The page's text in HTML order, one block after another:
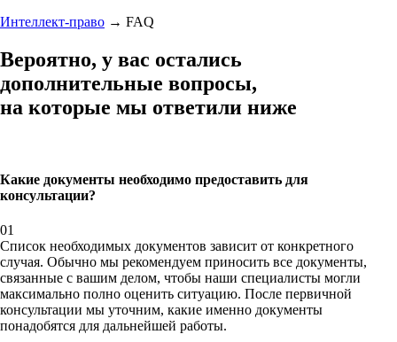
Интеллект-право → FAQ
Вероятно, у вас остались
дополнительные вопросы,
на которые мы ответили ниже
Какие документы необходимо предоставить для
консультации?
01
Список необходимых документов зависит от конкретного
случая. Обычно мы рекомендуем приносить все документы,
связанные с вашим делом, чтобы наши специалисты могли
максимально полно оценить ситуацию. После первичной
консультации мы уточним, какие именно документы
понадобятся для дальнейшей работы.